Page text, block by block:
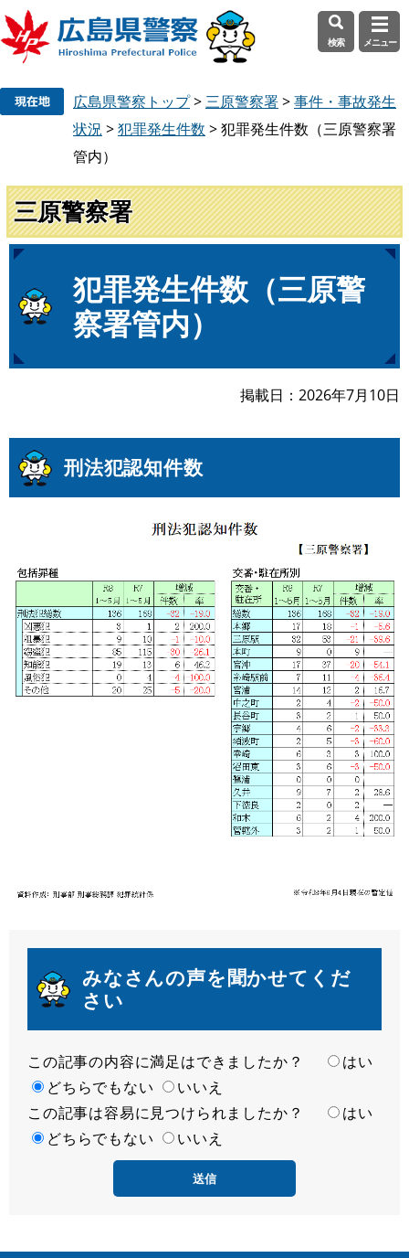
頭
で
す
。
飛
ば
し
て
検索 メニュー
広島県警察トップ>三原警察署>事件・事故発生
状況 >犯罪発生件数 >犯罪発生件数（三原警察署
管内）
三原警察署
文
犯罪発生件数（三原警
察署管内）
掲載日 2026年7月10日
刑法犯認知件数
みなさんの声を聞かせてくだ
さい
満
足
度
この記事の内容に満足はできましたか？
はい
どちらでもない
いいえ
容
易
この記事は容易に見つけられましたか？
はい
どちらでもない
いいえ